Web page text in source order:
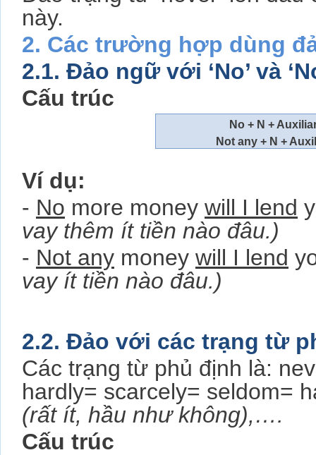
này.
2. Các trường hợp dùng
2.1. Đảo ngữ với ‘No’ và
Cấu trúc
No + N +
Not any + N +
Ví dụ:
- No more money will I lend
vay thêm ít tiền nào đâu.)
- Not any money will I lend
vay ít tiền nào đâu.)
2.2. Đảo với các trạng từ
Các trạng từ phủ định là:
hardly= scarcely= seldom=
(rất ít, hầu như không),….
Cấu trúc